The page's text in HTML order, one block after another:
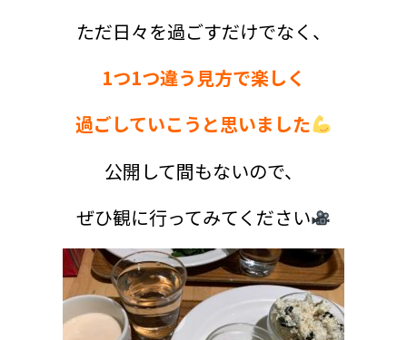
ただ日々を過ごすだけでなく、
1つ1つ違う見方で楽しく
過ごしていこうと思いました
公開して間もないので、
ぜひ観に行ってみてください